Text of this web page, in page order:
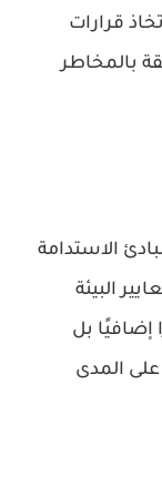
قرارات
بالمخاطر
الاستدامة
البيئة
إضافيًا بل
على المدى